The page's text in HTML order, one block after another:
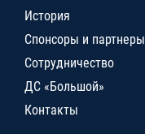
История
Спонсоры и партнеры
Сотрудничество
ДС «Большой»
Контакты